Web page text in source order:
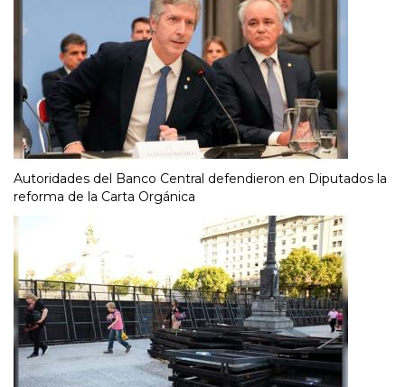
Autoridades del Banco Central defendieron en Diputados la
reforma de la Carta Orgánica